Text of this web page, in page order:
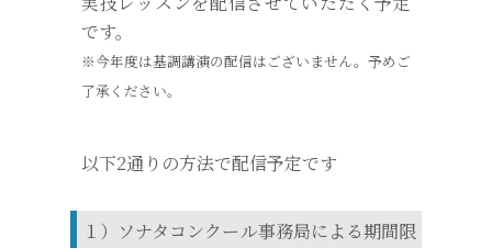
です。
※今年度は基調講演の配信はございません。予めご
了承ください。
以下2通りの方法で配信予定です
１）ソナタコンクール事務局による期間限